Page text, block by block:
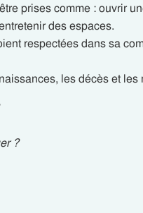
prises comme : ouvrir
des espaces.
respectées dans sa
les décès et les
?